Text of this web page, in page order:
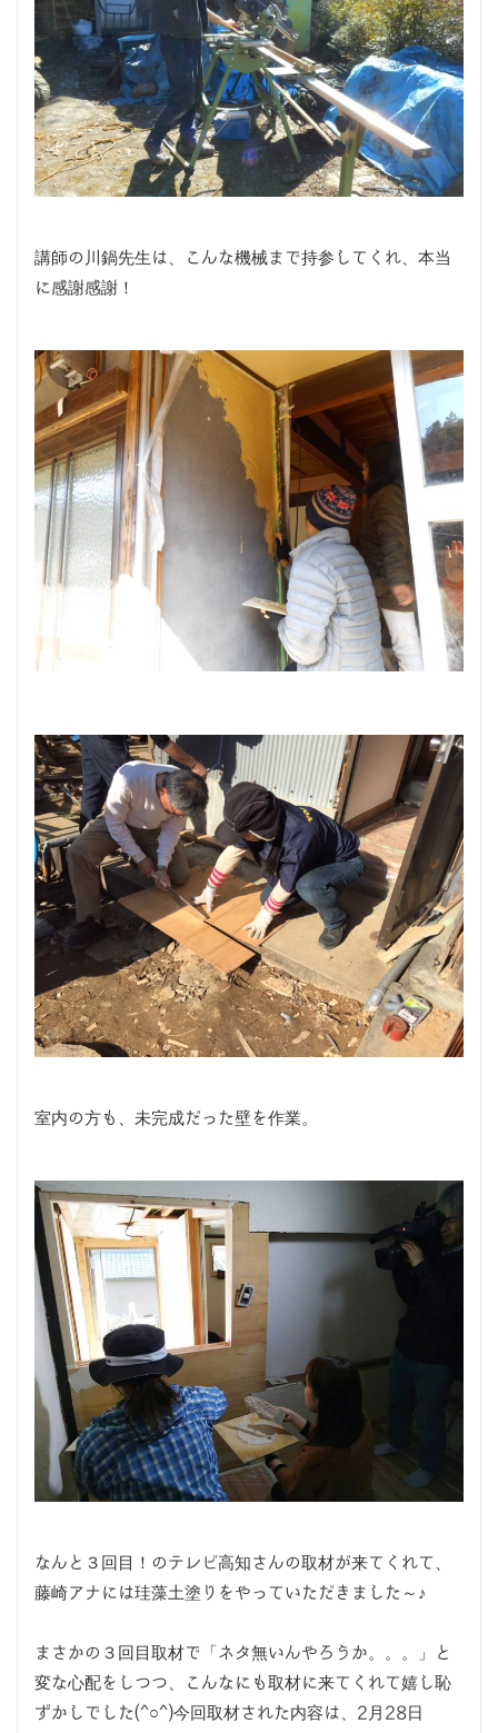
講師の川鍋先生は、こんな機械まで持参してくれ、本当
に感謝感謝！
室内の方も、未完成だった壁を作業。
なんと３回目！のテレビ高知さんの取材が来てくれて、
藤崎アナには珪藻土塗りをやっていただきました～♪
まさかの３回目取材で「ネタ無いんやろうか。。。」と
変な心配をしつつ、こんなにも取材に来てくれて嬉し恥
ずかしでした(^○^)今回取材された内容は、2月28日